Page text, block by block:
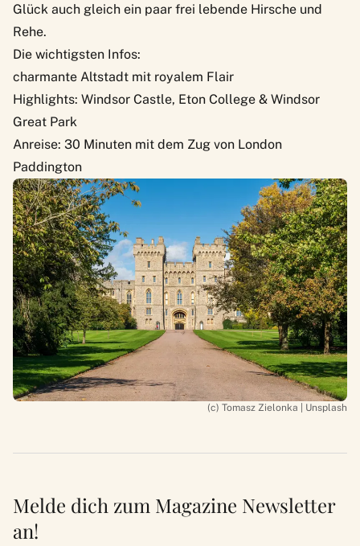
Glück auch gleich ein paar frei lebende Hirsche und
Rehe.
Die wichtigsten Infos:
charmante Altstadt mit royalem Flair
Highlights: Windsor Castle, Eton College & Windsor
Great Park
Anreise: 30 Minuten mit dem Zug von London
Paddington
(c) Tomasz Zielonka | Unsplash
Melde dich zum Magazine Newsletter
an!